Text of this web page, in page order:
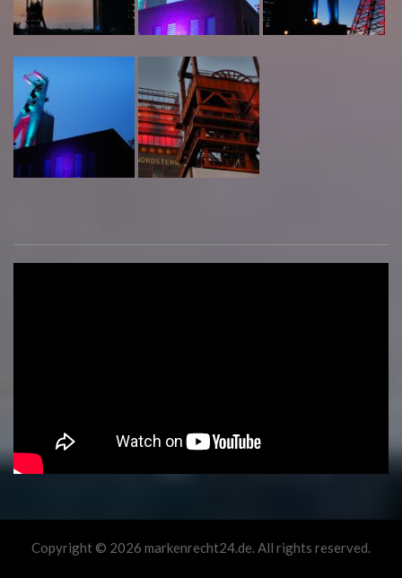
Copyright © 2026 markenrecht24.de. All rights reserved.